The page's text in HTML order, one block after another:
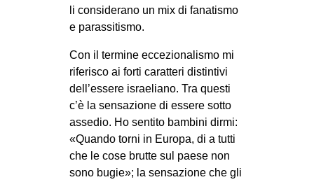
li considerano un mix di fanatismo
e parassitismo.
Con il termine eccezionalismo mi
riferisco ai forti caratteri distintivi
dell’essere israeliano. Tra questi
c’è la sensazione di essere sotto
assedio. Ho sentito bambini dirmi:
«Quando torni in Europa, di a tutti
che le cose brutte sul paese non
sono bugie»; la sensazione che gli